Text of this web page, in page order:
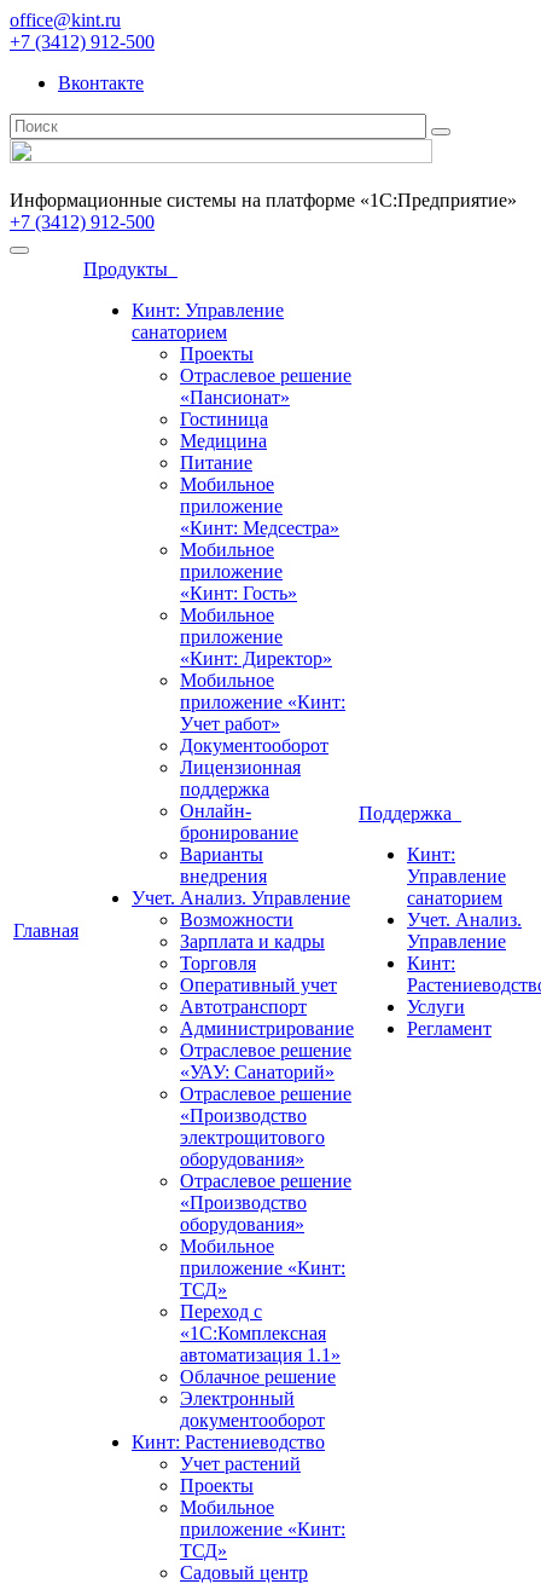
office@kint.ru
+7 (3412) 912-500
Вконтакте
Информационные системы на платформе «1С:Предприятие»
+7 (3412) 912-500
Главная
Продукты
Кинт: Управление
санаторием
Проекты
Отраслевое решение
«Пансионат»
Гостиница
Медицина
Питание
Мобильное
приложение
«Кинт: Медсестра»
Мобильное
приложение
«Кинт: Гость»
Мобильное
приложение
«Кинт: Директор»
Мобильное
приложение «Кинт:
Учет работ»
Документооборот
Лицензионная
поддержка
Онлайн-
бронирование
Варианты
внедрения
Учет. Анализ. Управление
Возможности
Зарплата и кадры
Торговля
Оперативный учет
Автотранспорт
Администрирование
Отраслевое решение
«УАУ: Санаторий»
Отраслевое решение
«Производство
электрощитового
оборудования»
Отраслевое решение
«Производство
оборудования»
Мобильное
приложение «Кинт:
ТСД»
Переход с
«1С:Комплексная
автоматизация 1.1»
Облачное решение
Электронный
документооборот
Кинт: Растениеводство
Учет растений
Проекты
Мобильное
приложение «Кинт:
ТСД»
Садовый центр
Поддержка
Кинт:
Управление
санаторием
Учет. Анализ.
Управление
Кинт:
Услуги
Регламент